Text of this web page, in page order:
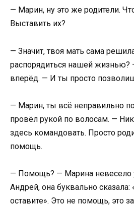
— Марин, ну это же родители.
Выставить их?
— Значит, твоя мать сама
распорядиться нашей жизнью?
вперёд. — И ты просто
— Марин, ты всё неправильно
провёл рукой по волосам. —
здесь командовать. Просто
помощь.
— Помощь? — Марина невесело
Андрей, она буквально сказала:
оставите». Это не помощь, это